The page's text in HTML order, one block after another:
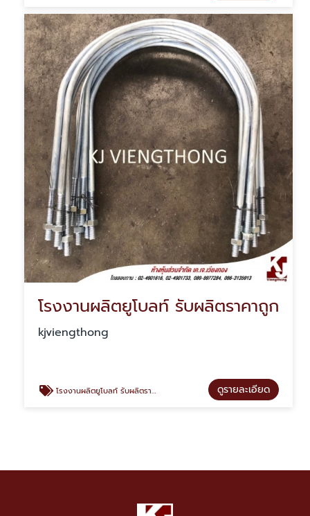
โรงงานผลิตยูโบลท์ รับผลิตราคาถูก
kjviengthong
โรงงานผลิตยูโบลท์ รับผลิตราคาถูก ดูรายละเอียด